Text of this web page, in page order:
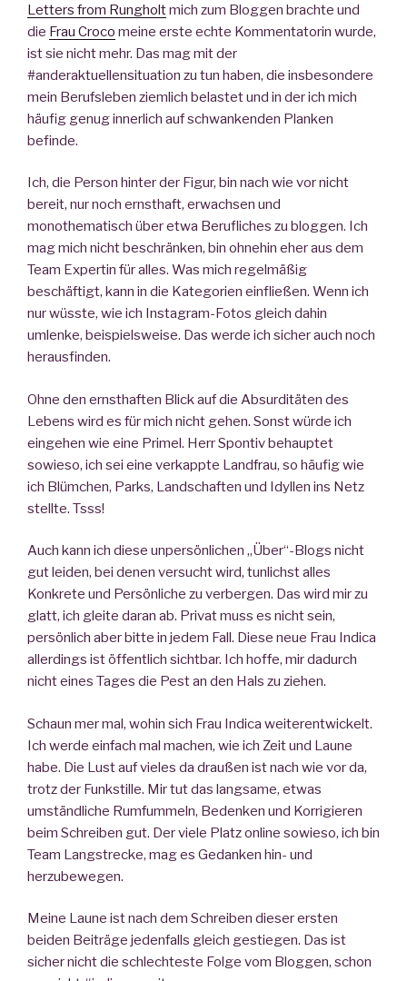
Letters from Rungholtmich zum Bloggen brachte und
die Frau Croco meine erste echte Kommentatorin wurde,
ist sie nicht mehr. Das mag mit der
#anderaktuellensituation zu tun haben, die insbesondere
mein Berufsleben ziemlich belastet und in der ich mich
häufig genug innerlich auf schwankenden Planken
befinde.
Ich, die Person hinter der Figur, bin nach wie vor nicht
bereit, nur noch ernsthaft, erwachsen und
monothematisch über etwa Berufliches zu bloggen. Ich
mag mich nicht beschränken, bin ohnehin eher aus dem
Team Expertin für alles. Was mich regelmäßig
beschäftigt, kann in die Kategorien einfließen. Wenn ich
nur wüsste, wie ich Instagram-Fotos gleich dahin
umlenke, beispielsweise. Das werde ich sicher auch noch
herausfinden.
Ohne den ernsthaften Blick auf die Absurditäten des
Lebens wird es für mich nicht gehen. Sonst würde ich
eingehen wie eine Primel. Herr Spontiv behauptet
sowieso, ich sei eine verkappte Landfrau, so häufig wie
ich Blümchen, Parks, Landschaften und Idyllen ins Netz
stellte. Tsss!
Auch kann ich diese unpersönlichen „Über“-Blogs nicht
gut leiden, bei denen versucht wird, tunlichst alles
Konkrete und Persönliche zu verbergen. Das wird mir zu
glatt, ich gleite daran ab. Privat muss es nicht sein,
persönlich aber bitte in jedem Fall. Diese neue Frau Indica
allerdings ist öffentlich sichtbar. Ich hoffe, mir dadurch
nicht eines Tages die Pest an den Hals zu ziehen.
Schaun mer mal, wohin sich Frau Indica weiterentwickelt.
Ich werde einfach mal machen, wie ich Zeit und Laune
habe. Die Lust auf vieles da draußen ist nach wie vor da,
trotz der Funkstille. Mir tut das langsame, etwas
umständliche Rumfummeln, Bedenken und Korrigieren
beim Schreiben gut. Der viele Platz online sowieso, ich bin
Team Langstrecke, mag es Gedanken hin- und
herzubewegen.
Meine Laune ist nach dem Schreiben dieser ersten
beiden Beiträge jedenfalls gleich gestiegen. Das ist
sicher nicht die schlechteste Folge vom Bloggen, schon